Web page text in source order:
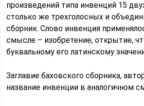
произведений типа инвенций 15
столько же трехголосных и
сборник. Слово инвенция
смысле – изобретение, открытие,
буквальному его латинскому
Заглавие баховского сборника,
название инвенции в аналогичном